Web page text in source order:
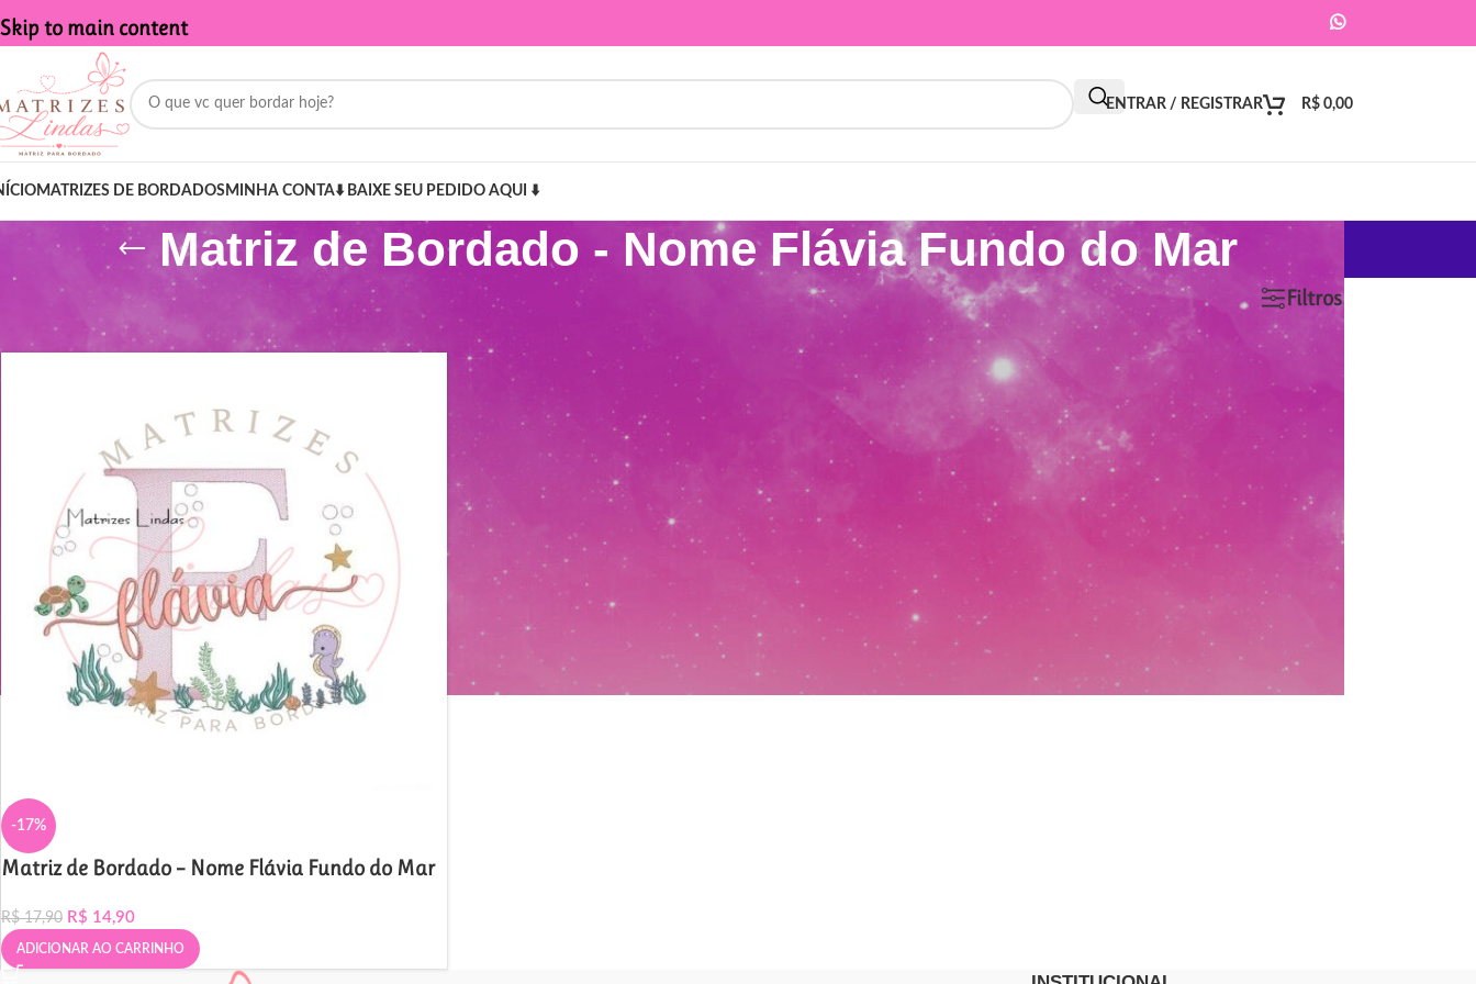
Skip to main content
ENTRAR / REGISTRAR R$ 0,00
MATRIZES DE BORDADOSMINHA CONTA⬇️ BAIXE SEU PEDIDO AQUI ⬇️
Matriz de Bordado - Nome Flávia Fundo do Mar
Produtos marcados com a tag “Matriz de Bordado - Nome Flávia Fundo do Mar” Mostrar 9 18 24 Filtros
-17%
Matriz de Bordado – Nome Flávia Fundo do Mar
R$17,90 R$ 14,90
ADICIONAR AO CARRINHO